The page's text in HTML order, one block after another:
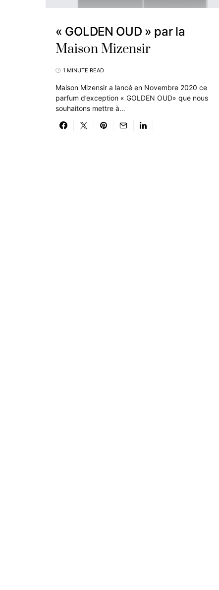
« GOLDEN OUD » par la
Maison Mizensir
1 MINUTE READ
Maison Mizensir a lancé en Novembre 2020 ce
parfum d’exception « GOLDEN OUD» que nous
souhaitons mettre à…